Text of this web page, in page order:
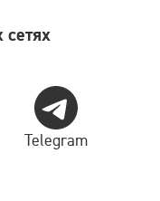
Telegram